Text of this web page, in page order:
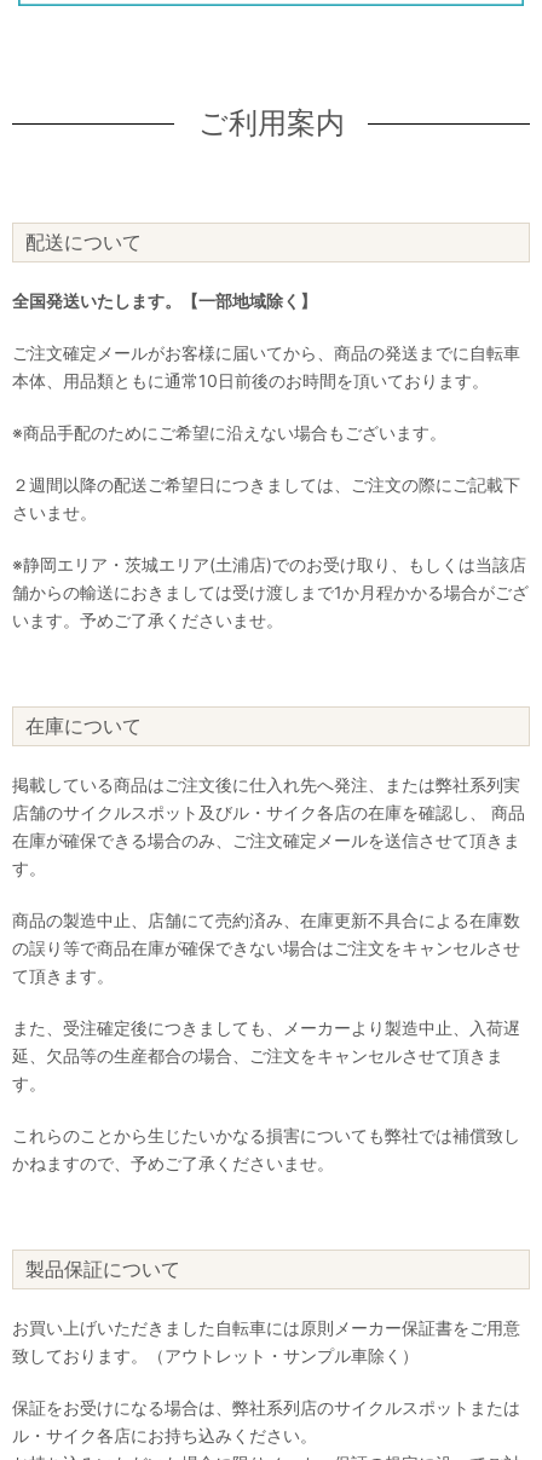
ご利用案内
配送について
全国発送いたします。【一部地域除く】
ご注文確定メールがお客様に届いてから、商品の発送までに自転車
本体、用品類ともに通常10日前後のお時間を頂いております。
※商品手配のためにご希望に沿えない場合もございます。
２週間以降の配送ご希望日につきましては、ご注文の際にご記載下
さいませ。
※静岡エリア・茨城エリア(土浦店)でのお受け取り、もしくは当該店
舗からの輸送におきましては受け渡しまで1か月程かかる場合がござ
います。予めご了承くださいませ。
在庫について
掲載している商品はご注文後に仕入れ先へ発注、または弊社系列実
店舗のサイクルスポット及びル・サイク各店の在庫を確認し、 商品
在庫が確保できる場合のみ、ご注文確定メールを送信させて頂きま
す。
商品の製造中止、店舗にて売約済み、在庫更新不具合による在庫数
の誤り等で商品在庫が確保できない場合はご注文をキャンセルさせ
て頂きます。
また、受注確定後につきましても、メーカーより製造中止、入荷遅
延、欠品等の生産都合の場合、ご注文をキャンセルさせて頂きま
す。
これらのことから生じたいかなる損害についても弊社では補償致し
かねますので、予めご了承くださいませ。
製品保証について
お買い上げいただきました自転車には原則メーカー保証書をご用意
致しております。（アウトレット・サンプル車除く）
保証をお受けになる場合は、弊社系列店のサイクルスポットまたは
ル・サイク各店にお持ち込みください。